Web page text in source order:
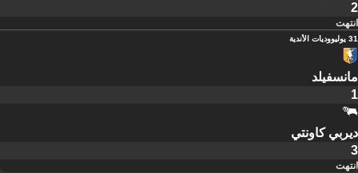
2
انتهت
31 يوليو وديات الأندية
مانسفيلد
1
ديربي كاونتي
3
انتهت